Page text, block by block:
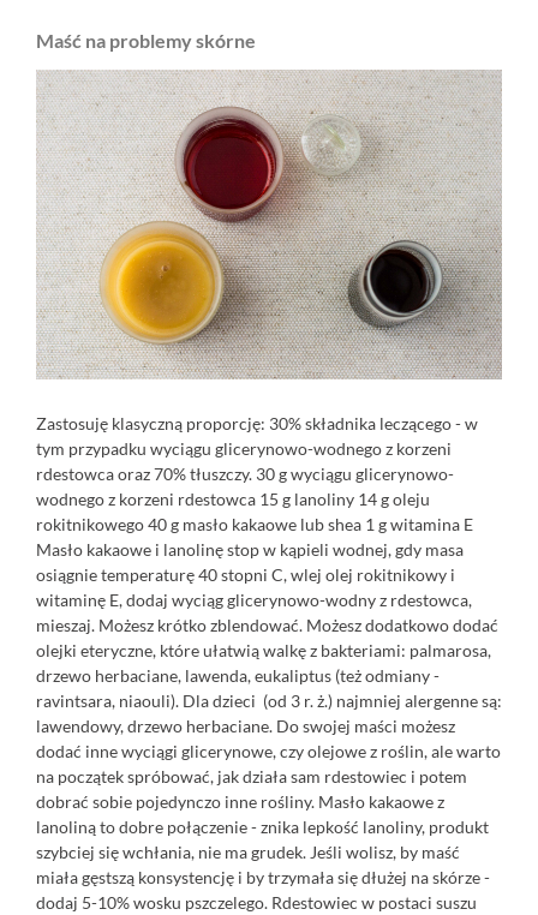
Maść na problemy skórne
Zastosuję klasyczną proporcję: 30% składnika leczącego - w
tym przypadku wyciągu glicerynowo-wodnego z korzeni
rdestowca oraz 70% tłuszczy. 30 g wyciągu glicerynowo-
wodnego z korzeni rdestowca 15 g lanoliny 14 g oleju
rokitnikowego 40 g masło kakaowe lub shea 1 g witamina E
Masło kakaowe i lanolinę stop w kąpieli wodnej, gdy masa
osiągnie temperaturę 40 stopni C, wlej olej rokitnikowy i
witaminę E, dodaj wyciąg glicerynowo-wodny z rdestowca,
mieszaj. Możesz krótko zblendować. Możesz dodatkowo dodać
olejki eteryczne, które ułatwią walkę z bakteriami: palmarosa,
drzewo herbaciane, lawenda, eukaliptus (też odmiany -
ravintsara, niaouli). Dla dzieci (od 3 r. ż.) najmniej alergenne są:
lawendowy, drzewo herbaciane. Do swojej maści możesz
dodać inne wyciągi glicerynowe, czy olejowe z roślin, ale warto
na początek spróbować, jak działa sam rdestowiec i potem
dobrać sobie pojedynczo inne rośliny. Masło kakaowe z
lanoliną to dobre połączenie - znika lepkość lanoliny, produkt
szybciej się wchłania, nie ma grudek. Jeśli wolisz, by maść
miała gęstszą konsystencję i by trzymała się dłużej na skórze -
dodaj 5-10% wosku pszczelego. Rdestowiec w postaci suszu